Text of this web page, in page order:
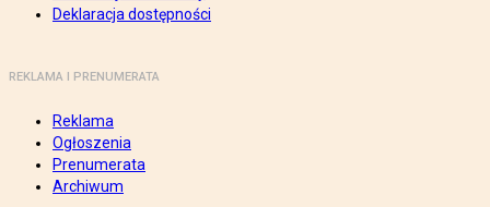
Deklaracja dostępności
REKLAMA I PRENUMERATA
Reklama
Ogłoszenia
Prenumerata
Archiwum